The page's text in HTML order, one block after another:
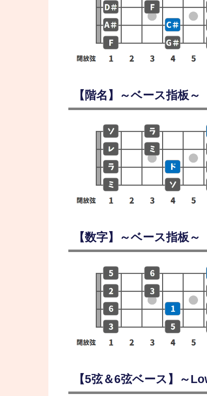
【階名】～ベース指板～
【数字】～ベース指板～
【5弦＆6弦ベース】～